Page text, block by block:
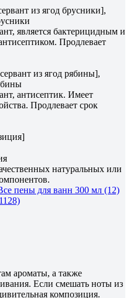
из ягод брусники],
является бактерицидным и
Продлевает
из ягод рябины],
антисептик. Имеет
Продлевает срок
натуральных или
пены для ванн 300 мл (12)
ароматы, а также
Если смешать ноты из
композиция.